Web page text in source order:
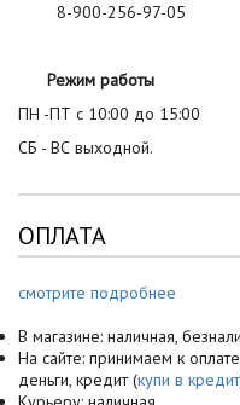
8-900-256-97-05
Режим работы
ПН -ПТ с 10:00 до 15:00
СБ - ВС выходной.
ОПЛАТА
смотрите подробнее
В магазине: наличная,
На сайте: принимаем к
деньги, кредит (купи в кредит